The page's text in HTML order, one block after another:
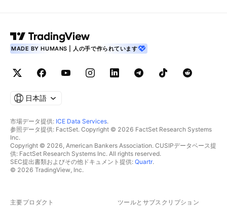
MADE BY HUMANS | 人の手で作られています
日本語
市場データ提供: ICE Data Services.
参照データ提供: FactSet. Copyright © 2026 FactSet Research Systems
Inc.
Copyright © 2026, American Bankers Association. CUSIPデータベース提
供: FactSet Research Systems Inc. All rights reserved.
SEC提出書類およびその他ドキュメント提供: Quartr.
© 2026 TradingView, Inc.
主要プロダクト ツールとサブスクリプション